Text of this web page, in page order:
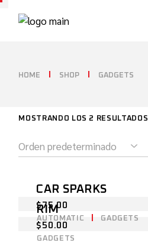
HOME SHOP GADGETS
MOSTRANDO LOS 2 RESULTADOS
AUTOMATIC GADGETS
CAR SPARKS
$75.00
GADGETS
RIM
$ 50.00